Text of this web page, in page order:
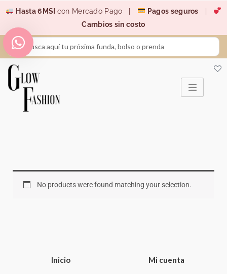
contenido
Hasta 6MSI con Mercado Pago | Pagos seguros
Cambios sin costo
Search
...
No products were found matching your selection.
Inicio Mi cuenta